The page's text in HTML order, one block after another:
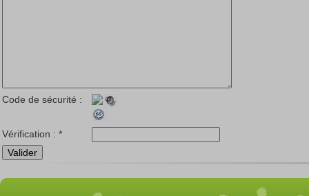
Code de sécurité :
Vérification : *